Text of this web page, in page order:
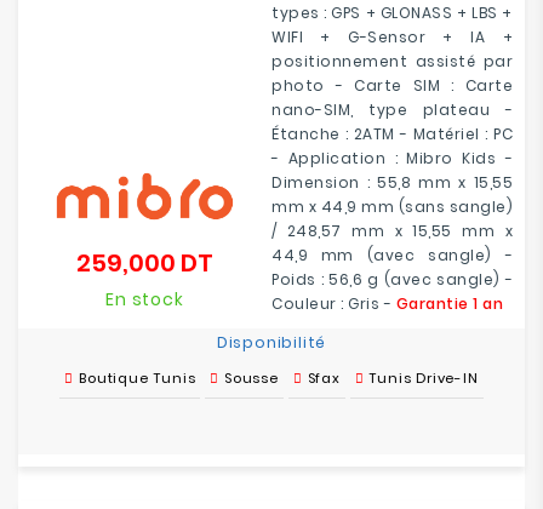
types : GPS + GLONASS + LBS +
WIFI + G-Sensor + IA +
positionnement assisté par
photo - Carte SIM : Carte
nano-SIM, type plateau -
Étanche : 2ATM - Matériel : PC
- Application : Mibro Kids -
Dimension : 55,8 mm x 15,55
mm x 44,9 mm (sans sangle)
/ 248,57 mm x 15,55 mm x
44,9 mm (avec sangle) -
Poids : 56,6 g (avec sangle) -
Couleur : Gris - Garantie 1 an
259,000 DT
En stock
Disponibilité
Boutique Tunis Sousse Sfax Tunis Drive-IN